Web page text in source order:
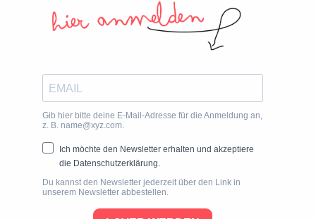
Im monatlichen Design News
Loveletter gebe ich Tipps & Tricks
zu Design und Gestaltung und
zeige dir darin aktuelle Projekte,
spannende Farbkombis &
Inspiration PUR!
jeden Monat ein Wallpaper zum
download, exklusiveShop–
Rabatte und du erfährst natürlich
immer zuerst von neuen Produkten
& Veranstaltungen.
gerne mal in einen Newsletter
reinspinksen:NEWSLETTER SNEAK
PEAK